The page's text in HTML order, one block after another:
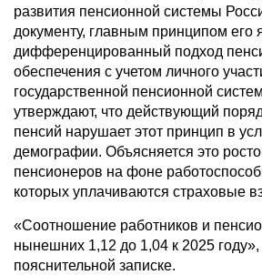
развития пенсионной системы
документу, главным принципом его
дифференцированный подход
обеспечения с учетом личного
государственной пенсионной
утверждают, что действующий
пенсий нарушает этот принцип в
демографии. Объясняется это
пенсионеров на фоне
которых уплачиваются страховые
«Соотношение работников и
нынешних 1,12 до 1,04 к 2025
пояснительной записке.